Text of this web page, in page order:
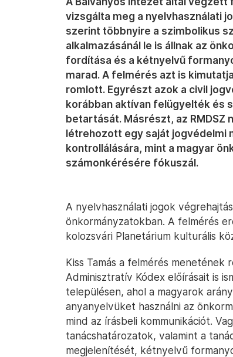
vizsgálta meg a nyelvhasználati
szerint többnyire a szimbolikus
alkalmazásánál le is állnak az
fordítása és a kétnyelvű
marad. A felmérés azt is
romlott. Egyrészt azok a civil
korábban aktívan felügyelték és
betartását. Másrészt, az
létrehozott egy saját jogvédelmi
kontrollálására, mint a magyar
számonkérésére fókuszál.
A nyelvhasználati jogok
önkormányzatokban. A felmérés
kolozsvári Planetárium kulturális
Kiss Tamás a felmérés
Adminisztratív Kódex előírásait is
településen, ahol a magyarok
anyanyelvüket használni az
mind az írásbeli kommunikációt.
tanácshatározatok, valamint a
megjelenítését, kétnyelvű